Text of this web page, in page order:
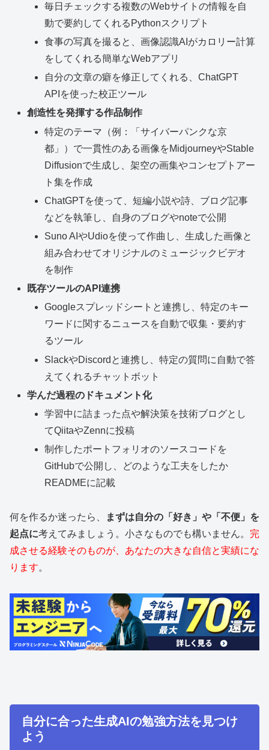
毎日チェックする複数のWebサイトの情報を自
動で要約してくれるPythonスクリプト
食事の写真を撮ると、画像認識AIがカロリー計算
をしてくれる簡単なWebアプリ
自分の文章の癖を修正してくれる、ChatGPT
APIを使った校正ツール
創造性を発揮する作品制作
特定のテーマ（例：「サイバーパンクな京
都」）で一貫性のある画像をMidjourneyやStable
Diffusionで生成し、架空の画集やコンセプトアー
ト集を作成
ChatGPTを使って、短編小説や詩、ブログ記事
などを執筆し、自身のブログやnoteで公開
Suno AIやUdioを使って作曲し、生成した画像と
組み合わせてオリジナルのミュージックビデオ
を制作
既存ツールのAPI連携
Googleスプレッドシートと連携し、特定のキー
ワードに関するニュースを自動で収集・要約す
るツール
SlackやDiscordと連携し、特定の質問に自動で答
えてくれるチャットボット
学んだ過程のドキュメント化
学習中に詰まった点や解決策を技術ブログとし
てQiitaやZennに投稿
制作したポートフォリオのソースコードを
GitHubで公開し、どのような工夫をしたか
READMEに記載
何を作るか迷ったら、
まずは自分の「好き」や「不便」を
起点に考えてみましょう。小さなものでも構いません。 完
成させる経験そのものが、あなたの大きな自信と実績にな
ります。
自分に合った生成AIの勉強方法を見つけ
よう